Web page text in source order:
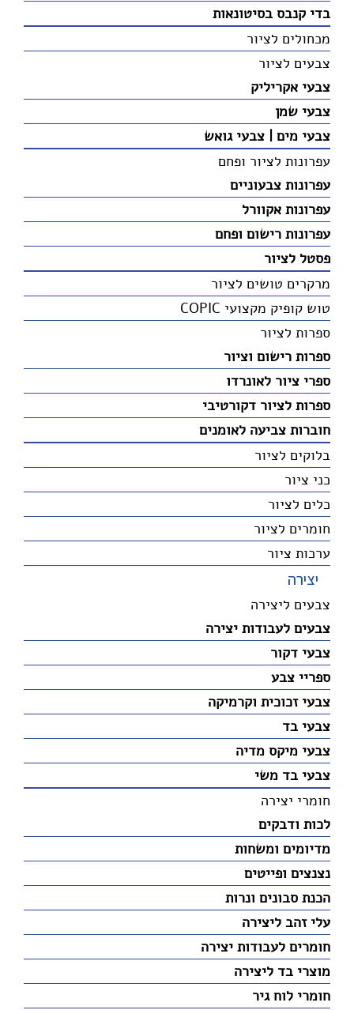
בדי קנבס בסיטונאות
מכחולים לציור
צבעים לציור
צבעי אקריליק
צבעי שמן
צבעי מים | צבעי גואש
עפרונות לציור ופחם
עפרונות צבעוניים
עפרונות אקוורל
עפרונות רישום ופחם
פסטל לציור
מרקרים טושים לציור
טוש קופיק מקצועי COPIC
ספרות לציור
ספרות רישום וציור
ספרי ציור לאונרדו
ספרות לציור דקורטיבי
חוברות צביעה לאומנים
בלוקים לציור
כני ציור
כלים לציור
חומרים לציור
ערכות ציור
יצירה
צבעים ליצירה
צבעים לעבודות יצירה
צבעי דקור
ספריי צבע
צבעי זכוכית וקרמיקה
צבעי בד
צבעי מיקס מדיה
צבעי בד משי
חומרי יצירה
לכות ודבקים
מדיומים ומשחות
נצנצים ופייטים
הכנת סבונים ונרות
עלי זהב ליצירה
חומרים לעבודות יצירה
מוצרי בד ליצירה
חומרי לוח גיר